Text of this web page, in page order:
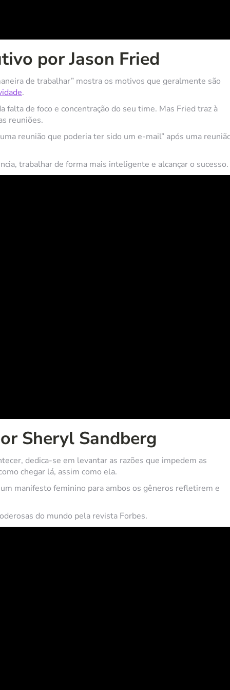
por Jason Fried
de trabalhar” mostra os motivos que geralmente são
.
falta de foco e concentração do seu time. Mas Fried traz à
reuniões.
reunião que poderia ter sido um e-mail” após uma
trabalhar de forma mais inteligente e alcançar o sucesso.
Sheryl Sandberg
dedica-se em levantar as razões que impedem as
chegar lá, assim como ela.
manifesto feminino para ambos os gêneros refletirem e
do mundo pela revista Forbes.